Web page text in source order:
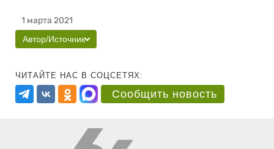
1 марта 2021
Автор/Источник
ЧИТАЙТЕ НАС В СОЦСЕТЯХ:
Сообщить новость